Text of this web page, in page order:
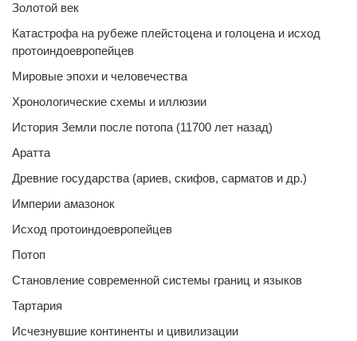
Золотой век
Катастрофа на рубеже плейстоцена и голоцена и исход
протоиндоевропейцев
Мировые эпохи и человечества
Хронологические схемы и иллюзии
История Земли после потопа (11700 лет назад)
Аратта
Древние государства (ариев, скифов, сарматов и др.)
Империи амазонок
Исход протоиндоевропейцев
Потоп
Становление современной системы границ и языков
Тартария
Исчезнувшие континенты и цивилизации